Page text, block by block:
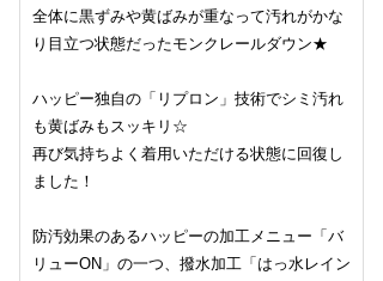
全体に黒ずみや黄ばみが重なって汚れがかな
り目立つ状態だったモンクレールダウン★
ハッピー独自の「リプロン」技術でシミ汚れ
も黄ばみもスッキリ☆
再び気持ちよく着用いただける状態に回復し
ました！
防汚効果のあるハッピーの加工メニュー「バ
リューON」の一つ、撥水加工「はっ水レイン